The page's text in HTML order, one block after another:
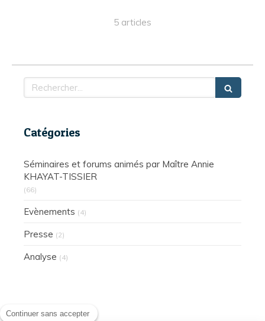
5 articles
Rechercher
Catégories
Séminaires et forums animés par Maître Annie
KHAYAT-TISSIER
(66)
Evènements (4)
Presse (2)
Analyse (4)
Continuer sans accepter